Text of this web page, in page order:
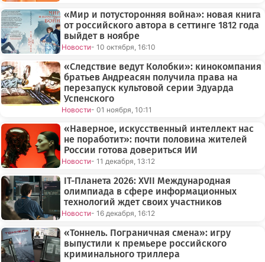
«Мир и потусторонняя война»: новая книга
от российского автора в сеттинге 1812 года
выйдет в ноябре
Новости- 10 октября, 16:10
«Следствие ведут Колобки»: кинокомпания
братьев Андреасян получила права на
перезапуск культовой серии Эдуарда
Успенского
Новости- 01 ноября, 10:11
«Наверное, искусственный интеллект нас
не поработит»: почти половина жителей
России готова довериться ИИ
Новости- 11 декабря, 13:12
IT-Планета 2026: XVII Международная
олимпиада в сфере информационных
технологий ждет своих участников
Новости- 16 декабря, 16:12
«Тоннель. Пограничная смена»: игру
выпустили к премьере российского
криминального триллера